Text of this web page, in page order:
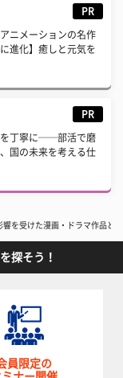
PR
アニメーションの名作
進化】癒しと元気を
PR
を丁寧に──部活で磨
国の未来を考える仕
響を受けた漫画・ドラマ作品と
探そう！
員限定の